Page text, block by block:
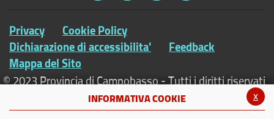
x
INFORMATIVA COOKIE
Privacy Cookie Policy
Dichiarazione di accessibilita' Feedback
Mappa del Sito
© 2023 Provincia di Campobasso - Tutti i diritti riservati